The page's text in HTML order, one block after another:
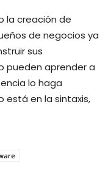
la creación de
de negocios ya
sus
pueden aprender a
lo haga
está en la sintaxis,